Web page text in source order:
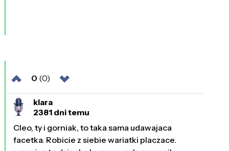
0 (0)
klara
2381 dni temu
Cleo, ty i gorniak, to taka sama udawajaca
facetka. Robicie z siebie wariatki placzace.